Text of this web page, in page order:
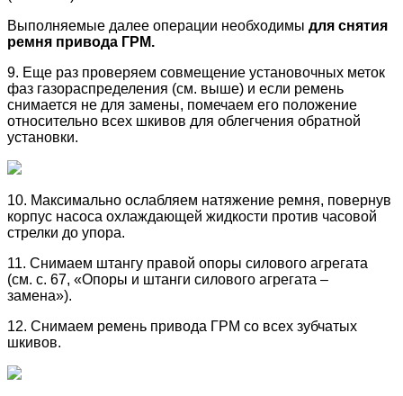
Выполняемые далее операции необходимы для снятия
ремня привода ГРМ.
9. Еще раз проверяем совмещение установочных меток
фаз газораспределения (см. выше) и если ремень
снимается не для замены, помечаем его положение
относительно всех шкивов для облегчения обратной
установки.
10. Максимально ослабляем натяжение ремня, повернув
корпус насоса охлаждающей жидкости против часовой
стрелки до упора.
11. Снимаем штангу правой опоры силового агрегата
(см. с. 67, «Опоры и штанги силового агрегата –
замена»).
12. Снимаем ремень привода ГРМ со всех зубчатых
шкивов.